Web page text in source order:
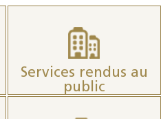
Services rendus au
public